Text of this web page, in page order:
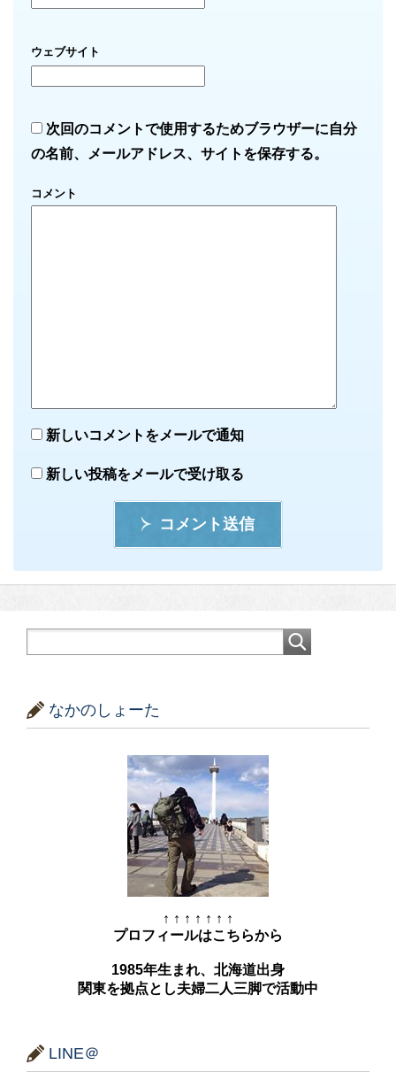
ウェブサイト
次回のコメントで使用するためブラウザーに自分
の名前、メールアドレス、サイトを保存する。
コメント
新しいコメントをメールで通知
新しい投稿をメールで受け取る
コメント送信
なかのしょーた
↑ ↑ ↑ ↑ ↑ ↑ ↑
プロフィールはこちらから
1985年生まれ、北海道出身
関東を拠点とし夫婦二人三脚で活動中
LINE＠